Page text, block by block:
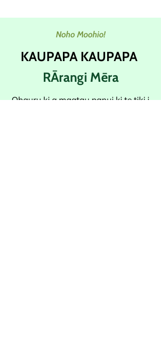
Noho Moohio!
KAUPAPA KAUPAPA
RĀrangi Mēra
Ohauru ki a maatau panui ki te tiki i